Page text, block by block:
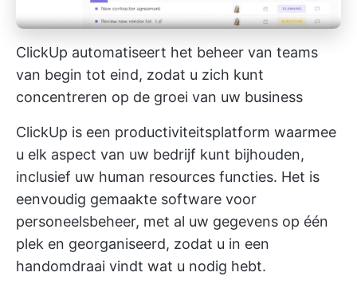
ClickUp automatiseert het beheer van teams
van begin tot eind, zodat u zich kunt
concentreren op de groei van uw business
ClickUp is een productiviteitsplatform waarmee
u elk aspect van uw bedrijf kunt bijhouden,
inclusief uw human resources functies. Het is
eenvoudig gemaakte software voor
personeelsbeheer, met al uw gegevens op één
plek en georganiseerd, zodat u in een
handomdraai vindt wat u nodig hebt.